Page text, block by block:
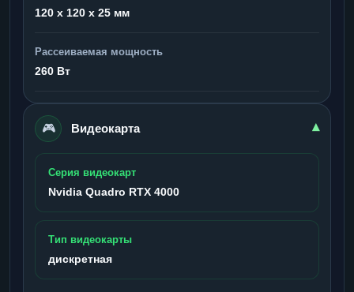
120 x 120 x 25 мм
Рассеиваемая мощность
260 Вт
🎮 Видеокарта ▾
Серия видеокарт
Nvidia Quadro RTX 4000
Тип видеокарты
дискретная